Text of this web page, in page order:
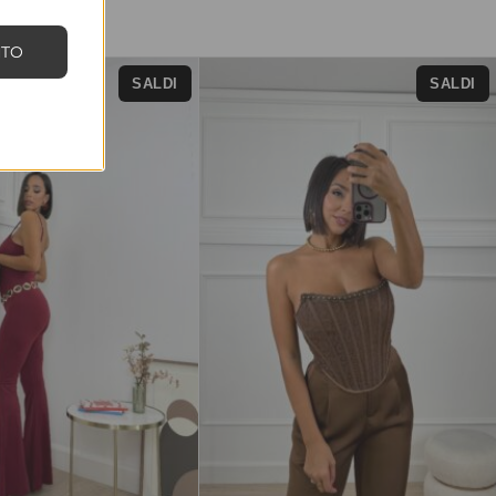
SALDI SALDI